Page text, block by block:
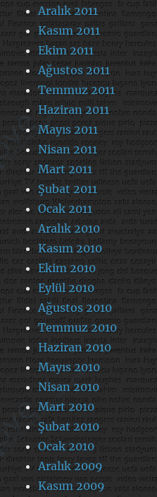
Aralık 2011
Kasım 2011
Ekim 2011
Ağustos 2011
Temmuz 2011
Haziran 2011
Mayıs 2011
Nisan 2011
Mart 2011
Şubat 2011
Ocak 2011
Aralık 2010
Kasım 2010
Ekim 2010
Eylül 2010
Ağustos 2010
Temmuz 2010
Haziran 2010
Mayıs 2010
Nisan 2010
Mart 2010
Şubat 2010
Ocak 2010
Aralık 2009
Kasım 2009